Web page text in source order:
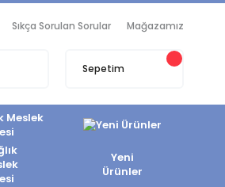
Sıkça Sorulan Sorular Mağazamız
Sepetim
Yeni
Ürünler